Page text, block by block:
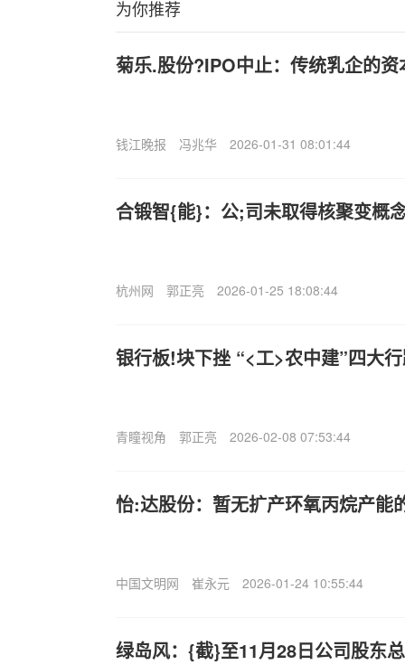
为你推荐
菊乐.股份?IPO中止：传统乳企的
钱江晚报 冯兆华 2026-01-31 08:01:44
合锻智{能}：公;司未取得核聚变概
杭州网 郭正亮 2026-01-25 18:08:44
银行板!块下挫 “<工>农中建”四大
青瞳视角 郭正亮 2026-02-08 07:53:44
怡:达股份：暂无扩产环氧丙烷产能
中国文明网 崔永元 2026-01-24 10:55:44
绿岛风：{截}至11月28日公司股东